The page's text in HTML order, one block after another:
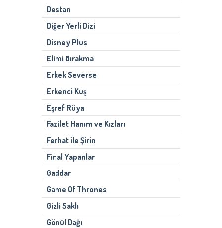
Destan
Diğer Yerli Dizi
Disney Plus
Elimi Bırakma
Erkek Severse
Erkenci Kuş
Eşref Rüya
Fazilet Hanım ve Kızları
Ferhat ile Şirin
Final Yapanlar
Gaddar
Game Of Thrones
Gizli Saklı
Gönül Dağı